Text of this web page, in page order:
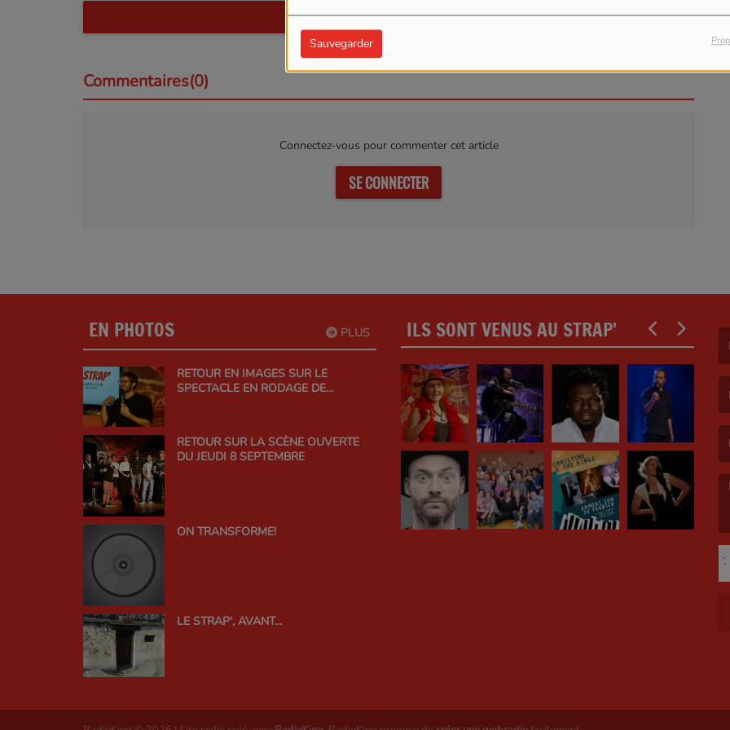
Sauvegarder
LIRE LA SUITE
Commentaires(0)
Connectez-vous pour commenter cet article
SE CONNECTER
PLUS
EN PHOTOS
RETOUR EN IMAGES SUR LE
SPECTACLE EN RODAGE DE
RETOUR SUR LA SCÈNE OUVERTE
DU JEUDI 8 SEPTEMBRE
ON TRANSFORME!
LE STRAP', AVANT...
ILS SONT VENUS AU STRAP'